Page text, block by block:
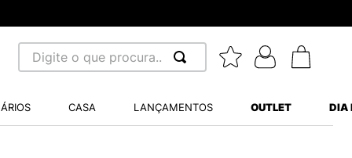
Digite o que procura...
CASA LANÇAMENTOS OUTLET DIA
BALANCE 530